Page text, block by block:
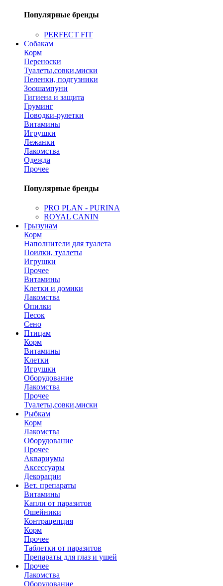
Популярные бренды
PERFECT FIT
Собакам
Корм
Переноски
Туалеты,совки,миски
Пеленки, подгузники
Зоошампуни
Гигиена и защита
Груминг
Поводки-рулетки
Витамины
Игрушки
Лежанки
Лакомства
Одежда
Прочее
Популярные бренды
PRO PLAN - PURINA
ROYAL CANIN
Грызунам
Корм
Наполнители для туалета
Поилки, туалеты
Игрушки
Прочее
Витамины
Клетки и домики
Лакомства
Опилки
Песок
Сено
Птицам
Корм
Витамины
Клетки
Игрушки
Оборудование
Лакомства
Прочее
Туалеты,совки,миски
Рыбкам
Корм
Лакомства
Оборудование
Прочее
Аквариумы
Аксессуары
Декорации
Вет. препараты
Витамины
Капли от паразитов
Ошейники
Контрацепция
Корм
Прочее
Таблетки от паразитов
Препараты для глаз и ушей
Прочее
Лакомства
Оборудование